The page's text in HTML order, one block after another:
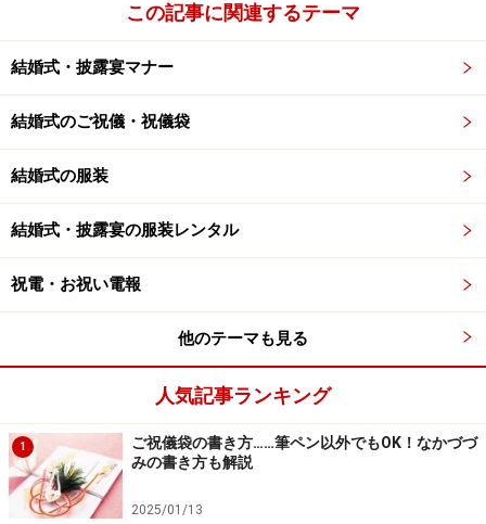
ではお酒の注ぎ方、披露宴でのマナーをもっ
と詳しく知るためのリンクをご紹介します。
い。
この記事に関連するテーマ
結婚式・披露宴マナー
結婚式のご祝儀・祝儀袋
結婚式の服装
結婚式・披露宴の服装レンタル
祝電・お祝い電報
他のテーマも見る
人気記事ランキング
1
ご祝儀袋の書き方……筆ペン以外でもOK！なかづづ
みの書き方も解説
2025/01/13